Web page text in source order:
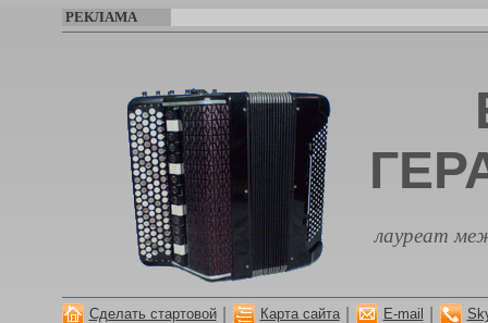
РЕКЛАМА
лауреат
Сделать стартовой Карта сайта E-mail